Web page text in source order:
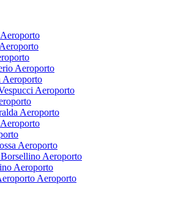
Aeroporto
Aeroporto
Aeroporto
Aeroporto
Aeroporto
Aeroporto
Aeroporto
Aeroporto
Aeroporto
Aeroporto
Aeroporto